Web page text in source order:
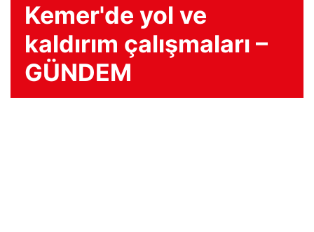
Kemer'de yol ve
kaldırım çalışmaları –
GÜNDEM